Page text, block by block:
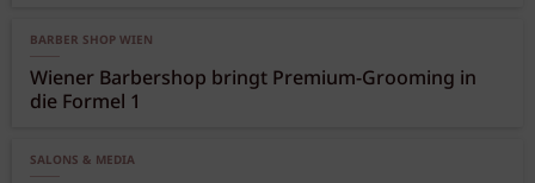
BARBER SHOP WIEN
Wiener Barbershop bringt Premium-Grooming in
die Formel 1
SALONS & MEDIA